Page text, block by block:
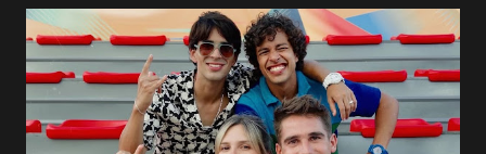
confessa a Gabriel que ele demonstrou ser o tipo de
pessoa que ela tanto desejou durante toda a vida. Camila
entra no quarto de Gabriel e imagina como seria o
encontro deles, quando conseguir seduzi-lo. Manuel avisa a
Paula sobre a suposta infidelidade de Gabriel com Joana.